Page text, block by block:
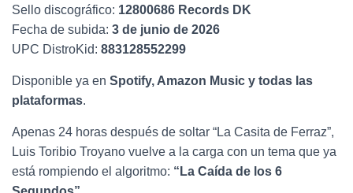
Sello discográfico: 12800686 Records DK
Fecha de subida: 3 de junio de 2026
UPC DistroKid: 883128552299
Disponible ya en Spotify, Amazon Music y todas las
plataformas.
Apenas 24 horas después de soltar “La Casita de Ferraz”,
Luis Toribio Troyano vuelve a la carga con un tema que ya
está rompiendo el algoritmo: “La Caída de los 6